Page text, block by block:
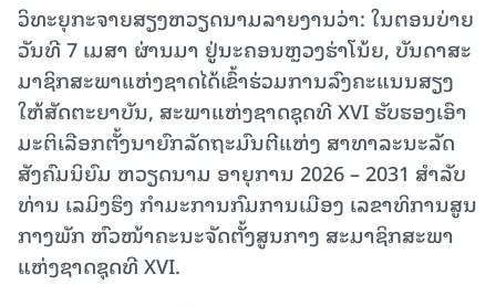
ວິທະຍຸກະຈາຍສຽງຫວຽດນາມລາຍງານວ່າ: ໃນຕອນ​ບ່າຍ​
ວັນ​ທີ 7 ເມ​ສາ ຜ່ານມາ ຢູ່​ນະ​ຄອນຫຼວງຮ່າ​ໂນ້ຍ, ບັນ​ດາ​ສະ​
ມາ​ຊິກ​ສະ​ພາ​ແຫ່ງ​ຊາດ​ໄດ້​ເຂົ້າ​ຮ່ວມ​ການ​ລົງ​ຄະ​ແນນ​ສຽງ​
ໃຫ້​ສັດ​ຕະ​ຍາ​ບັນ, ສະ​ພາ​ແຫ່ງ​ຊາດ​ຊຸດ​ທີ XVI ຮັບ​ຮອງ​ເອົາ​
ມະ​ຕິ​ເລືອກ​ຕັ້ງ​ນາ​ຍົກ​ລັດ​ຖະ​ມົນ​ຕີແຫ່ງ ສາ​ທາ​ລະ​ນະ​ລັດ
ສັງ​ຄົມ​ນິ​ຍົມ ຫວຽດ​ນາມ ອາ​ຍຸ​ການ 2026 – 2031 ສໍາ​ລັບ​
ທ່ານ​ ເລ​ມິ​ງຮຶງ ກຳ​ມະ​ການ​ກົມ​ການ​ເມືອງ ເລ​ຂາ​ທິ​ການ​ສູນ​
ກາງ​ພັກ ຫົວ​ໜ້າ​ຄະ​ນະ​ຈັດ​ຕັ້ງ​ສູນ​ກາງ ສະ​ມາ​ຊິກ​ສະ​ພາ​
ແຫ່ງ​ຊາດ​ຊຸດ​ທີ XVI.